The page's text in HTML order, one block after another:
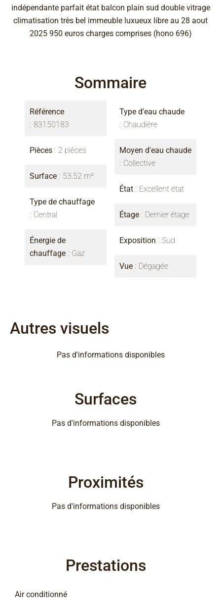
indépendante parfait état balcon plain sud double vitrage
climatisation très bel immeuble luxueux libre au 28 aout
2025 950 euros charges comprises (hono 696)
Sommaire
Référence
83150183
Pièces 2 pièces
Surface 53.52 m²
Type de chauffage
Central
Énergie de
chauffage
Gaz
Type d'eau chaude
Chaudière
Moyen d'eau chaude
Collective
État Excellent état
Étage Dernier étage
Exposition Sud
Vue Dégagée
Autres visuels
Pas d'informations disponibles
Surfaces
Pas d'informations disponibles
Proximités
Pas d'informations disponibles
Prestations
Air conditionné